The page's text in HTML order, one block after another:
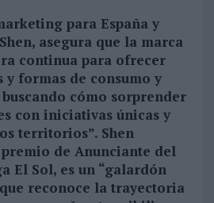
para España y
asegura que la marca
continua para ofrecer
y formas de consumo y
cómo sorprender
con iniciativas únicas y
territorios”. Shen
de Anunciante del
El Sol, es un “galardón
reconoce la trayectoria